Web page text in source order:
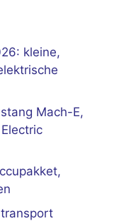
kleine,
Mach-E,